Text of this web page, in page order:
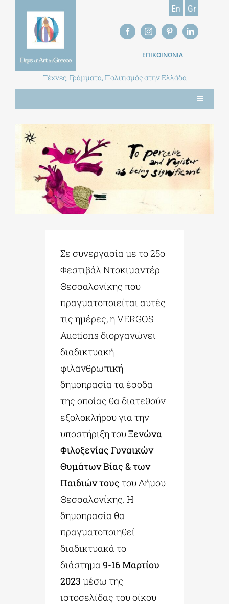
En Gr
ΕΠΙΚΟΙΝΩΝΙΑ
Τέχνες, Γράμματα, Πολιτισμός στην Ελλάδα
Toggle
Navigation
ΝΕΑ
ΕΝΤΥΠΗ ΕΚΔΟΣΗ
ΒΙΒΛΙΟΘΗΚΗ
Σε συνεργασία με το 25ο
Φεστιβάλ Ντοκιμαντέρ
Θεσσαλονίκης που
πραγματοποιείται αυτές
τις ημέρες, η VERGOS
Auctions διοργανώνει
διαδικτυακή
φιλανθρωπική
δημοπρασία τα έσοδα
της οποίας θα διατεθούν
εξολοκλήρου για την
υποστήριξη τουΞενώνα
Φιλοξενίας Γυναικών
Θυμάτων Βίας & των
Παιδιών τουςτου Δήμου
Θεσσαλονίκης. Η
δημοπρασία θα
πραγματοποιηθεί
διαδικτυακά το
διάστημα9-16 Μαρτίου
2023 μέσω της
ιστοσελίδας του οίκου